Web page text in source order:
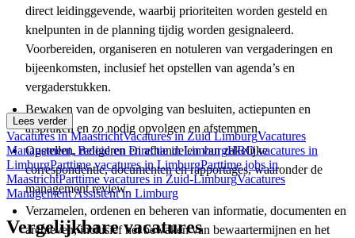
direct leidinggevende, waarbij prioriteiten worden gesteld en
knelpunten in de planning tijdig worden gesignaleerd.
Voorbereiden, organiseren en notuleren van vergaderingen en
bijeenkomsten, inclusief het opstellen van agenda’s en
vergaderstukken.
Bewaken van de opvolging van besluiten, actiepunten en
afspraken en zo nodig opvolgen en afstemmen.
Opstellen, redigeren en afhandelen van zakelijke
correspondentie, documenten en rapportages, waaronder de
management review.
Verzamelen, ordenen en beheren van informatie, documenten en
archieven, inclusief het bewaken van bewaartermijnen en het
Lees verder
Vacatures in MaastrichtVacatures in Zuid LimburgVacatures
Management, Beleid en Directie in LimburgHBO vacatures in
LimburgParttime vacatures in LimburgParttime jobs in
MaastrichtParttime vacatures in Zuid-LimburgVacatures
Management Assistent in Limburg
Vergelijkbare vacatures